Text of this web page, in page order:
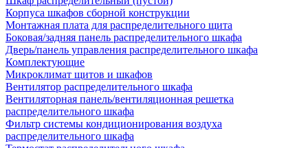
Корпуса шкафов сборной конструкции
Монтажная плата для распределительного щита
Боковая/задняя панель распределительного шкафа
Дверь/панель управления распределительного шкафа
Комплектующие
Микроклимат щитов и шкафов
Вентилятор распределительного шкафа
Вентиляторная панель/вентиляционная решетка
распределительного шкафа
Фильтр системы кондиционирования воздуха
распределительного шкафа